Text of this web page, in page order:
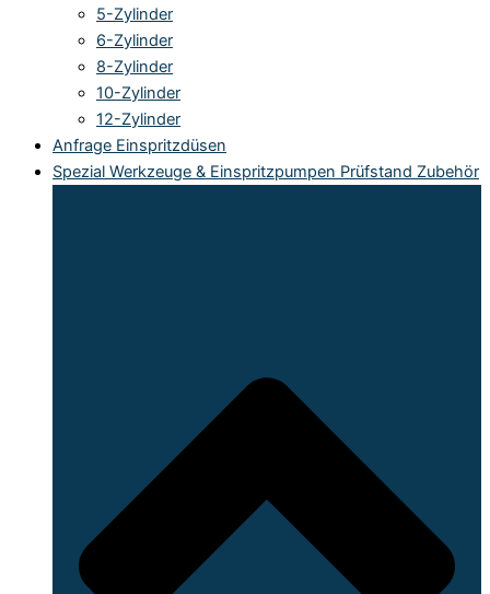
5-Zylinder
6-Zylinder
8-Zylinder
10-Zylinder
12-Zylinder
Anfrage Einspritzdüsen
Spezial Werkzeuge & Einspritzpumpen Prüfstand Zubehör